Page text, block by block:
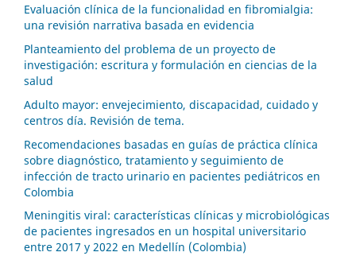
Evaluación clínica de la funcionalidad en fibromialgia:
una revisión narrativa basada en evidencia
Planteamiento del problema de un proyecto de
investigación: escritura y formulación en ciencias de la
salud
Adulto mayor: envejecimiento, discapacidad, cuidado y
centros día. Revisión de tema.
Recomendaciones basadas en guías de práctica clínica
sobre diagnóstico, tratamiento y seguimiento de
infección de tracto urinario en pacientes pediátricos en
Colombia
Meningitis viral: características clínicas y microbiológicas
de pacientes ingresados en un hospital universitario
entre 2017 y 2022 en Medellín (Colombia)